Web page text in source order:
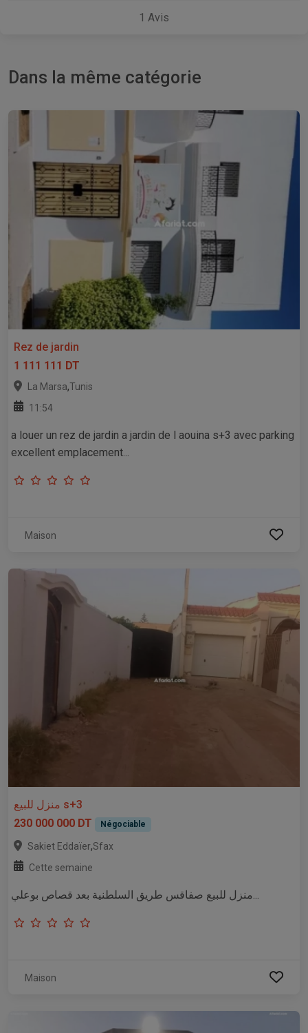
1 Avis
Dans la même catégorie
Rez de jardin
1 111 111 DT
La Marsa,Tunis
11:54
a louer un rez de jardin a jardin de l aouina s+3 avec parking
excellent emplacement...
Maison
منزل للبيع s+3
230 000 000 DT
Négociable
Sakiet Eddaïer,Sfax
Cette semaine
Maison